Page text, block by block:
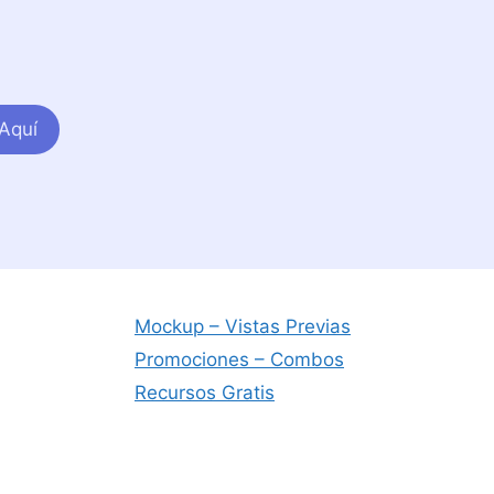
Mockup – Vistas Previas
Promociones – Combos
Recursos Gratis